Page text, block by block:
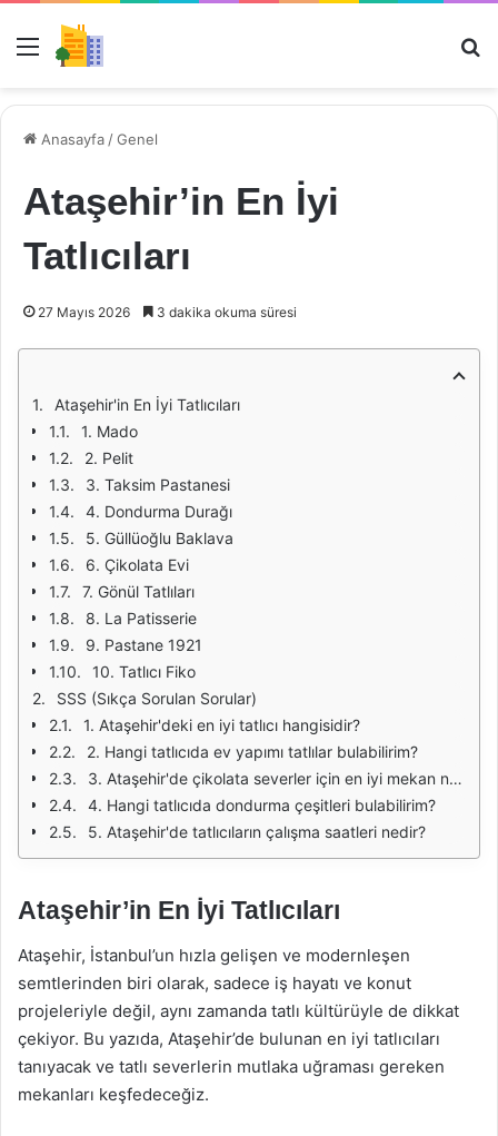
Menü
Anasayfa /Genel
Ataşehir’in En İyi
Tatlıcıları
27 Mayıs 2026 3 dakika okuma süresi
Ataşehir'in En İyi Tatlıcıları
1. Mado
2. Pelit
3. Taksim Pastanesi
4. Dondurma Durağı
5. Güllüoğlu Baklava
6. Çikolata Evi
7. Gönül Tatlıları
8. La Patisserie
9. Pastane 1921
10. Tatlıcı Fiko
SSS (Sıkça Sorulan Sorular)
1. Ataşehir'deki en iyi tatlıcı hangisidir?
2. Hangi tatlıcıda ev yapımı tatlılar bulabilirim?
3. Ataşehir'de çikolata severler için en iyi mekan neresi?
4. Hangi tatlıcıda dondurma çeşitleri bulabilirim?
5. Ataşehir'de tatlıcıların çalışma saatleri nedir?
Ataşehir’in En İyi Tatlıcıları
Ataşehir, İstanbul’un hızla gelişen ve modernleşen
semtlerinden biri olarak, sadece iş hayatı ve konut
projeleriyle değil, aynı zamanda tatlı kültürüyle de dikkat
çekiyor. Bu yazıda, Ataşehir’de bulunan en iyi tatlıcıları
tanıyacak ve tatlı severlerin mutlaka uğraması gereken
mekanları keşfedeceğiz.